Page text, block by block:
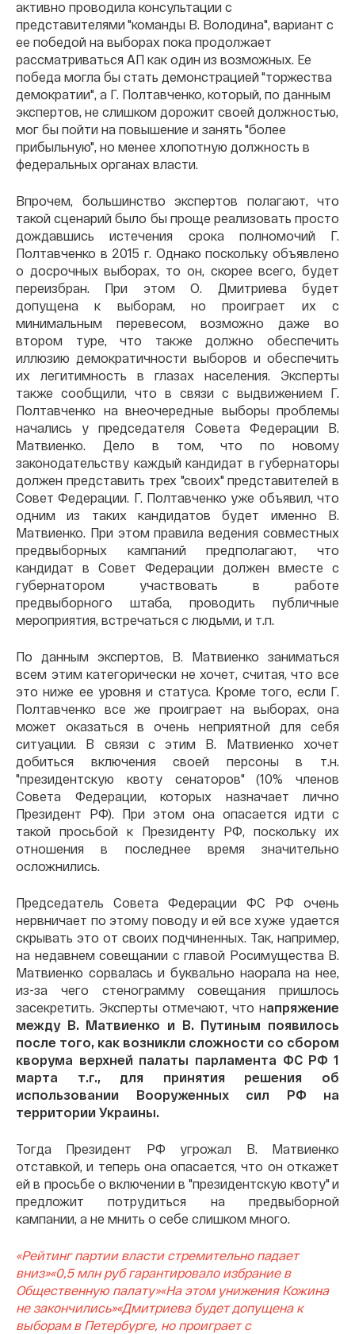
активно проводила консультации с
представителями "команды В. Володина", вариант с
ее победой на выборах пока продолжает
рассматриваться АП как один из возможных. Ее
победа могла бы стать демонстрацией "торжества
демократии", а Г. Полтавченко, который, по данным
экспертов, не слишком дорожит своей должностью,
мог бы пойти на повышение и занять "более
прибыльную", но менее хлопотную должность в
федеральных органах власти.
Впрочем, большинство экспертов полагают, что
такой сценарий было бы проще реализовать просто
дождавшись истечения срока полномочий Г.
Полтавченко в 2015 г. Однако поскольку объявлено
о досрочных выборах, то он, скорее всего, будет
переизбран. При этом О. Дмитриева будет
допущена к выборам, но проиграет их с
минимальным перевесом, возможно даже во
втором туре, что также должно обеспечить
иллюзию демократичности выборов и обеспечить
их легитимность в глазах населения. Эксперты
также сообщили, что в связи с выдвижением Г.
Полтавченко на внеочередные выборы проблемы
начались у председателя Совета Федерации В.
Матвиенко. Дело в том, что по новому
законодательству каждый кандидат в губернаторы
должен представить трех "своих" представителей в
Совет Федерации. Г. Полтавченко уже объявил, что
одним из таких кандидатов будет именно В.
Матвиенко. При этом правила ведения совместных
предвыборных кампаний предполагают, что
кандидат в Совет Федерации должен вместе с
губернатором участвовать в работе
предвыборного штаба, проводить публичные
мероприятия, встречаться с людьми, и т.п.
По данным экспертов, В. Матвиенко заниматься
всем этим категорически не хочет, считая, что все
это ниже ее уровня и статуса. Кроме того, если Г.
Полтавченко все же проиграет на выборах, она
может оказаться в очень неприятной для себя
ситуации. В связи с этим В. Матвиенко хочет
добиться включения своей персоны в т.н.
"президентскую квоту сенаторов" (10% членов
Совета Федерации, которых назначает лично
Президент РФ). При этом она опасается идти с
такой просьбой к Президенту РФ, поскольку их
отношения в последнее время значительно
осложнились.
Председатель Совета Федерации ФС РФ очень
нервничает по этому поводу и ей все хуже удается
скрывать это от своих подчиненных. Так, например,
на недавнем совещании с главой Росимущества В.
Матвиенко сорвалась и буквально наорала на нее,
из-за чего стенограмму совещания пришлось
засекретить. Эксперты отмечают, что напряжение
между В. Матвиенко и В. Путиным появилось
после того, как возникли сложности со сбором
кворума верхней палаты парламента ФС РФ 1
марта т.г., для принятия решения об
использовании Вооруженных сил РФ на
территории Украины.
Тогда Президент РФ угрожал В. Матвиенко
отставкой, и теперь она опасается, что он откажет
ей в просьбе о включении в "президентскую квоту" и
предложит потрудиться на предвыборной
кампании, а не мнить о себе слишком много.
«Рейтинг партии власти стремительно падает
вниз»«0,5 млн руб гарантировало избрание в
Общественную палату»«На этом унижения Кожина
не закончились»«Дмитриева будет допущена к
выборам в Петербурге, но проиграет с